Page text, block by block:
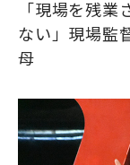
「現場を残
ない」現場監
母